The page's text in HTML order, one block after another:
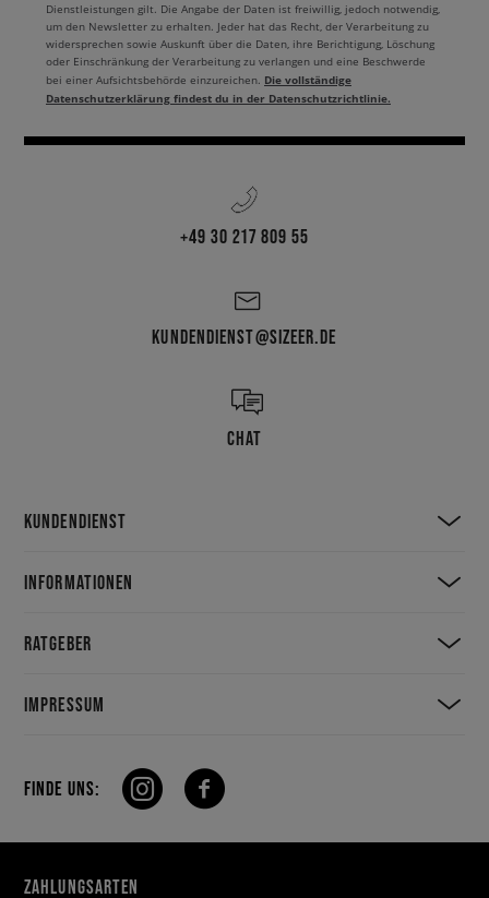
Dienstleistungen gilt. Die Angabe der Daten ist freiwillig, jedoch notwendig,
um den Newsletter zu erhalten. Jeder hat das Recht, der Verarbeitung zu
widersprechen sowie Auskunft über die Daten, ihre Berichtigung, Löschung
oder Einschränkung der Verarbeitung zu verlangen und eine Beschwerde
bei einer Aufsichtsbehörde einzureichen. Die vollständige
Datenschutzerklärung findest du in der Datenschutzrichtlinie.
+49 30 217 809 55
KUNDENDIENST@SIZEER.DE
CHAT
KUNDENDIENST
INFORMATIONEN
RATGEBER
IMPRESSUM
FINDE UNS:
ZAHLUNGSARTEN